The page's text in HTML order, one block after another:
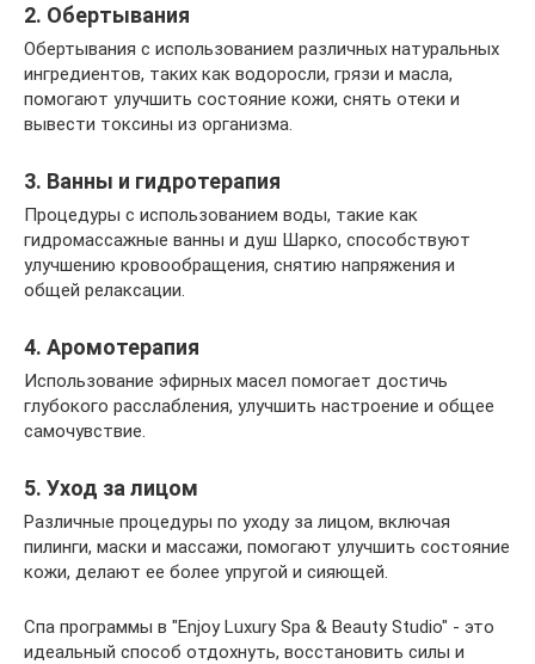
2. Обертывания
Обертывания с использованием различных натуральных
ингредиентов, таких как водоросли, грязи и масла,
помогают улучшить состояние кожи, снять отеки и
вывести токсины из организма.
3. Ванны и гидротерапия
Процедуры с использованием воды, такие как
гидромассажные ванны и душ Шарко, способствуют
улучшению кровообращения, снятию напряжения и
общей релаксации.
4. Аромотерапия
Использование эфирных масел помогает достичь
глубокого расслабления, улучшить настроение и общее
самочувствие.
5. Уход за лицом
Различные процедуры по уходу за лицом, включая
пилинги, маски и массажи, помогают улучшить состояние
кожи, делают ее более упругой и сияющей.
Спа программы в "Enjoy Luxury Spa & Beauty Studio" - это
идеальный способ отдохнуть, восстановить силы и